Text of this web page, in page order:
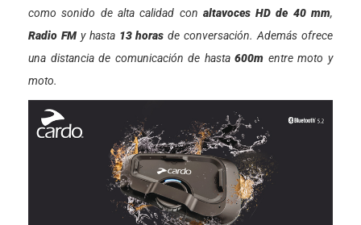
como sonido de alta calidad con altavoces HD de 40 mm,
Radio FMy hasta 13 horas de conversación. Además ofrece
una distancia de comunicación de hasta600m entre moto y
moto.